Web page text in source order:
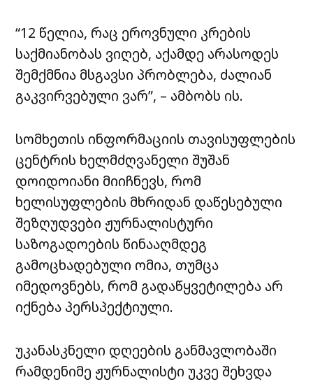
“12 წელია, რაც ეროვნული კრების
საქმიანობას ვიღებ, აქამდე არასოდეს
შემქმნია მსგავსი პრობლება, ძალიან
გაკვირვებული ვარ”, – ამბობს ის.
სომხეთის ინფორმაციის თავისუფლების
ცენტრის ხელმძღვანელი შუშან
დოიდოიანი მიიჩნევს, რომ
ხელისუფლების მხრიდან დაწესებული
შეზღუდვები ჟურნალისტური
საზოგადოების წინააღმდეგ
გამოცხადებული ომია, თუმცა
იმედოვნებს, რომ გადაწყვეტილება არ
იქნება პერსპექტიული.
უკანასკნელი დღეების განმავლობაში
რამდენიმე ჟურნალისტი უკვე შეხვდა